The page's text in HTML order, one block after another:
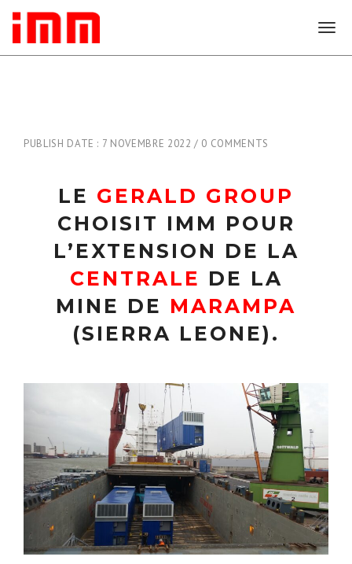
T
PUBLISH DATE : 7 NOVEMBRE 2022 0 COMMENTS
LE GERALD GROUP
CHOISIT IMM POUR
L’EXTENSION DE LA
CENTRALE DE LA
MINE DE MARAMPA
(SIERRA LEONE).